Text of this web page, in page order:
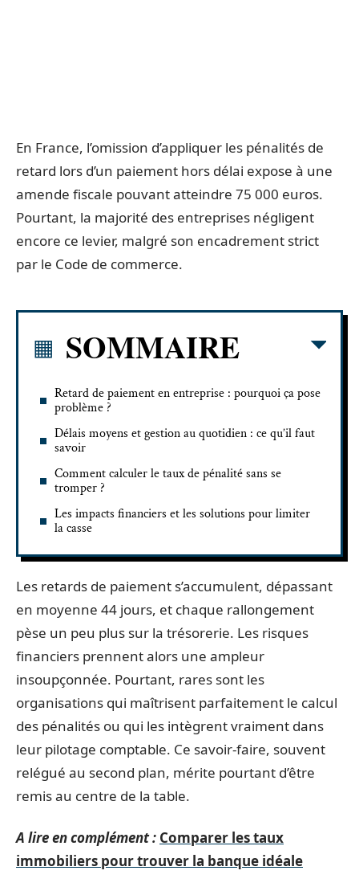
En France, l’omission d’appliquer les pénalités de
retard lors d’un paiement hors délai expose à une
amende fiscale pouvant atteindre 75 000 euros.
Pourtant, la majorité des entreprises négligent
encore ce levier, malgré son encadrement strict
par le Code de commerce.
SOMMAIRE
Retard de paiement en entreprise : pourquoi ça pose
problème ?
Délais moyens et gestion au quotidien : ce qu’il faut
savoir
Comment calculer le taux de pénalité sans se
tromper ?
Les impacts financiers et les solutions pour limiter
la casse
Les retards de paiement s’accumulent, dépassant
en moyenne 44 jours, et chaque rallongement
pèse un peu plus sur la trésorerie. Les risques
financiers prennent alors une ampleur
insoupçonnée. Pourtant, rares sont les
organisations qui maîtrisent parfaitement le calcul
des pénalités ou qui les intègrent vraiment dans
leur pilotage comptable. Ce savoir-faire, souvent
relégué au second plan, mérite pourtant d’être
remis au centre de la table.
A lire en complément : Comparer les taux
immobiliers pour trouver la banque idéale